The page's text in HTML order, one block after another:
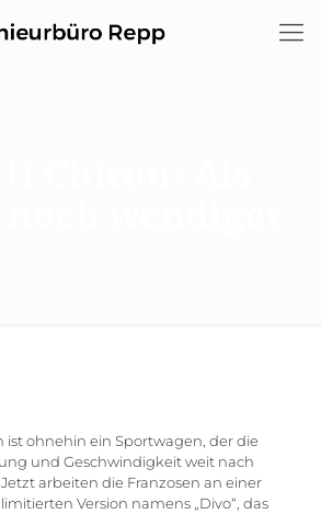
ist ohnehin ein Sportwagen, der die
und Geschwindigkeit weit nach
arbeiten die Franzosen an einer
Version namens „Divo“, das